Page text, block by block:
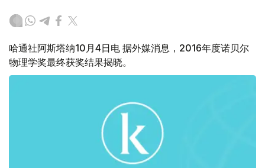
哈通社阿斯塔纳10月4日电 据外媒消息，2016年度诺贝尔
物理学奖最终获奖结果揭晓。